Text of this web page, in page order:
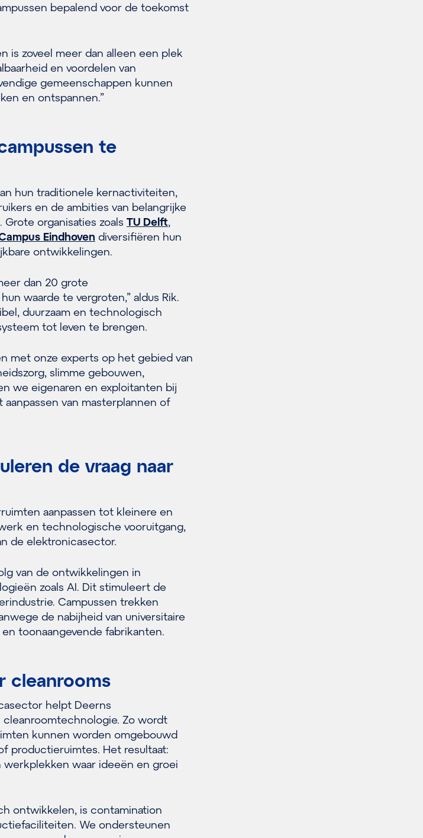
bepalend voor de toekomst
is zoveel meer dan alleen een plek
en voordelen van
gemeenschappen kunnen
en ontspannen.”
te
hun traditionele kernactiviteiten,
en de ambities van belangrijke
organisaties zoals TU Delft,
Eindhoven diversifiëren hun
ontwikkelingen.
dan 20 grote
waarde te vergroten,” aldus Rik.
duurzaam en technologisch
tot leven te brengen.
met onze experts op het gebied van
slimme gebouwen,
we eigenaren en exploitanten bij
van masterplannen of
de vraag naar
aanpassen tot kleinere en
en technologische vooruitgang,
de elektronicasector.
van de ontwikkelingen in
zoals AI. Dit stimuleert de
Campussen trekken
de nabijheid van universitaire
toonaangevende fabrikanten.
cleanrooms
helpt Deerns
Zo wordt
kunnen worden omgebouwd
productieruimtes. Het resultaat:
waar ideeën en groei
ontwikkelen, is contamination
We ondersteunen